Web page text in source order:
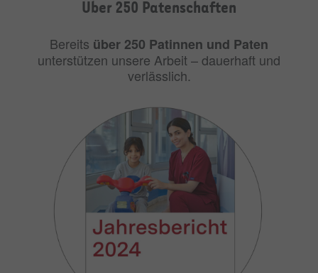
Über 250 Patenschaften
Bereits über 250 Patinnen und Paten
unterstützen unsere Arbeit – dauerhaft und
verlässlich.